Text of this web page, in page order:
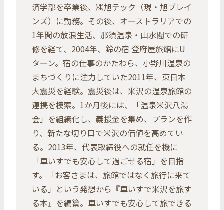
済学部を卒業後、㈱旭テック（現・旭ブレイ
ンズ）に勤務。その後、オーストラリアでの
1年間の放浪生活、那須温泉・山水閣での研
修を経て、2004年、鈴の宿 登府屋旅館にU
ターン。宿の仕事のかたわら、小野川温泉の
まちづくりに注力していた2011年、東日本
大震災を経験。震災後は、米沢の温泉旅館の
連携を模索。1か月後には、「温泉米沢八湯
会」を組織化し、義援金を集め、プランを作
り、新たな切り口で米沢の価値を高めてい
る。2013年、代表取締役への就任を機に
「車いすでも安心して過ごせる宿」を目指
す。「お客さまは、旅館ではなく旅行に来て
いる」という発想から『車いすで米沢を旅す
る本』を編纂。車いすでも安心して旅できる